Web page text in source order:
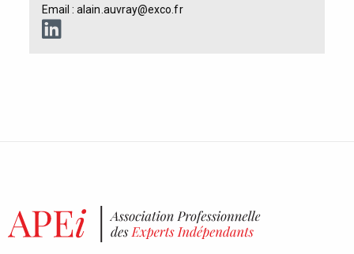
Email : alain.auvray@exco.fr